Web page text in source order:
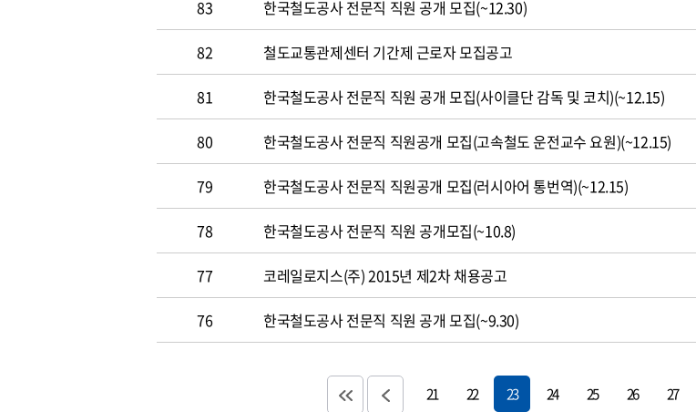
83 한국철도공사 전문직 직원 공개 모집(~12.30)
82 철도교통관제센터 기간제 근로자 모집공고
81 한국철도공사 전문직 직원 공개 모집(사이클단 감독 및 코치)(~12.15)
80 한국철도공사 전문직 직원공개 모집(고속철도 운전교수 요원)(~12.15)
79 한국철도공사 전문직 직원공개 모집(러시아어 통번역)(~12.15)
78 한국철도공사 전문직 직원 공개모집(~10.8)
77 코레일로지스(주) 2015년 제2차 채용공고
76 한국철도공사 전문직 직원 공개 모집(~9.30)
21 22 23 24 25 26 27